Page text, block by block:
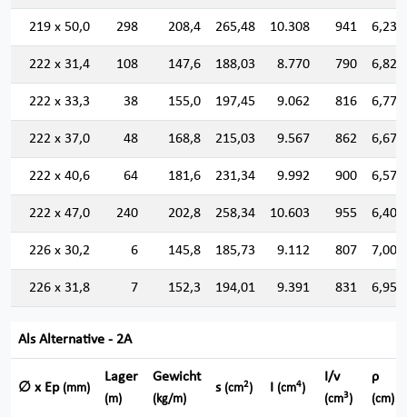
219 x 50,0 298 208,4 265,48 10.308 941 6,231
222 x 31,4 108 147,6 188,03 8.770 790 6,829
222 x 33,3 38 155,0 197,45 9.062 816 6,774
222 x 37,0 48 168,8 215,03 9.567 862 6,670
222 x 40,6 64 181,6 231,34 9.992 900 6,572
222 x 47,0 240 202,8 258,34 10.603 955 6,406
226 x 30,2 6 145,8 185,73 9.112 807 7,004
226 x 31,8 7 152,3 194,01 9.391 831 6,957
Als Alternative - 2A
∅ x Ep (mm)
Lager
(m)
Gewicht
(kg/m)
s (cm2) I (cm4)
I/v
(cm3)
ρ
(cm)